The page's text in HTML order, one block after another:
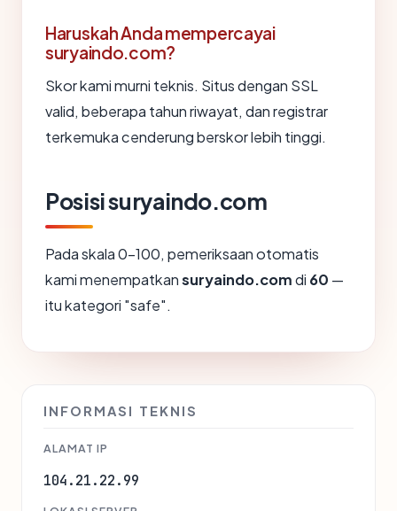
Haruskah Anda mempercayai
suryaindo.com?
Skor kami murni teknis. Situs dengan SSL
valid, beberapa tahun riwayat, dan registrar
terkemuka cenderung berskor lebih tinggi.
Posisi suryaindo.com
Pada skala 0-100, pemeriksaan otomatis
kami menempatkansuryaindo.comdi 60 —
itu kategori "safe".
INFORMASI TEKNIS
ALAMAT IP
104.21.22.99